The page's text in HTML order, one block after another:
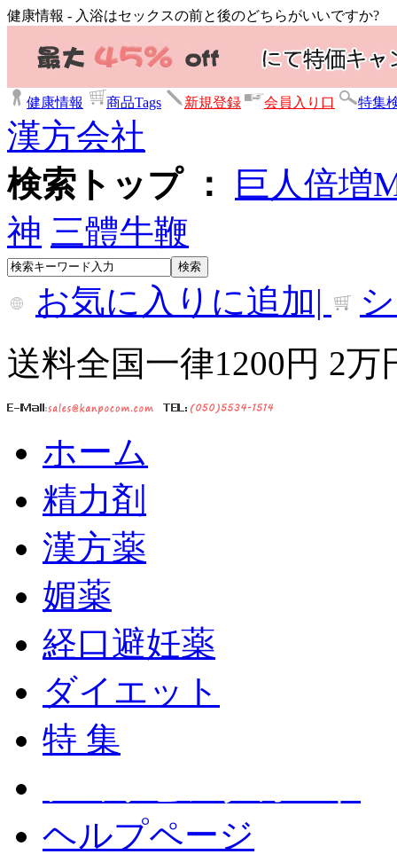
健康情報 - 入浴はセックスの前と後のどちらがいいですか?
健康情報 商品Tags 新規登録 会員入り口 特集
漢方会社
検索トップ ：
巨人倍増
神 三體牛鞭
お気に入りに追加|
送料全国一律1200円 2
ホーム
精力剤
漢方薬
媚薬
経口避妊薬
ダイエット
特 集
ヘルプページ